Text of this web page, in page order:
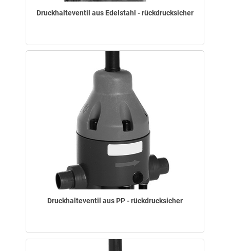
Druckhalteventil aus Edelstahl - rückdrucksicher
Druckhalteventil aus PP - rückdrucksicher